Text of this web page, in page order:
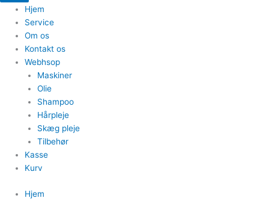
Hjem
Service
Om os
Kontakt os
Webhsop
Maskiner
Olie
Shampoo
Hårpleje
Skæg pleje
Tilbehør
Kasse
Kurv
Hjem